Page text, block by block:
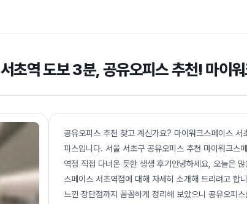
서초역 도보 3분, 공유오피스 추천! 마이
공유오피스 추천 찾고 계신가요? 마이워크스페이스
피스입니다. 서울 서초구 공유오피스 추천 마이워크스
역점 직접 다녀온 듯한 생생 후기안녕하세요, 오늘은
스페이스 서초역점에 대해 자세히 소개해 드리려고 합
느낀 장단점까지 꼼꼼하게 정리해 보았으니 공유오피